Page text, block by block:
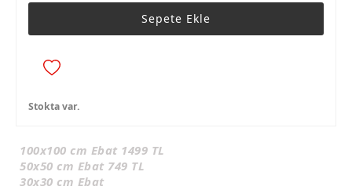
Sepete Ekle
Stokta var.
100x100 cm Ebat 1499 TL
50x50 cm Ebat 749 TL
30x30 cm Ebat